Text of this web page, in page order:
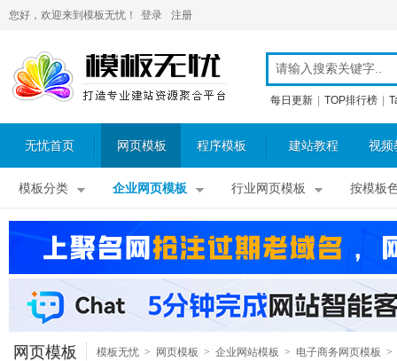
您好，欢迎来到模板无忧！ 登录 注册
每日更新 TOP排行榜
无忧首页 网页模板 程序模板 建站教程 视频
模板分类 企业网页模板 行业网页模板 按模板
网页模板 模板无忧 > 网页模板 > 企业网站模板 > 电子商务网页模板 >